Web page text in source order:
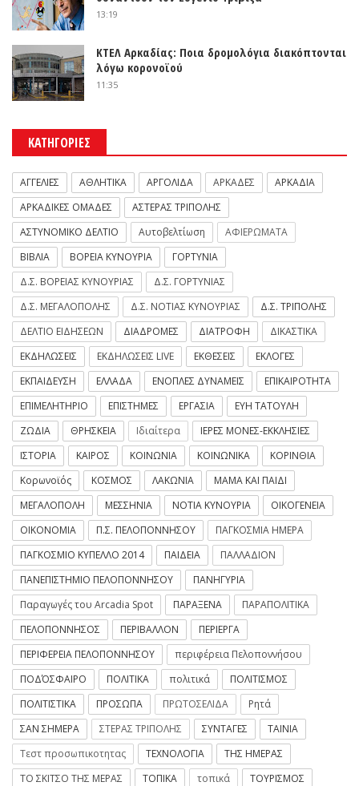
13:19
ΚΤΕΛ Αρκαδίας: Ποια δρομολόγια διακόπτονται
λόγω κορονοϊού
11:35
ΚΑΤΗΓΟΡΙΕΣ
ΑΓΓΕΛΙΕΣ ΑΘΛΗΤΙΚΑ ΑΡΓΟΛΙΔΑ ΑΡΚΑΔΕΣ
ΑΡΚΑΔΙΑ
ΑΡΚΑΔΙΚΕΣ ΟΜΑΔΕΣ
ΑΣΤΕΡΑΣ ΤΡΙΠΟΛΗΣ
ΑΣΤΥΝΟΜΙΚΟ ΔΕΛΤΙΟ
Αυτοβελτίωση
ΑΦΙΕΡΩΜΑΤΑ
ΒΙΒΛΙΑ
ΒΟΡΕΙΑ ΚΥΝΟΥΡΙΑ
ΓΟΡΤΥΝΙΑ
Δ.Σ. ΒΟΡΕΙΑΣ ΚΥΝΟΥΡΙΑΣ
Δ.Σ. ΓΟΡΤΥΝΙΑΣ
Δ.Σ. ΜΕΓΑΛΟΠΟΛΗΣ
Δ.Σ. ΝΟΤΙΑΣ ΚΥΝΟΥΡΙΑΣ
Δ.Σ. ΤΡΙΠΟΛΗΣ
ΔΕΛΤΙΟ ΕΙΔΗΣΕΩΝ
ΔΙΑΔΡΟΜΕΣ ΔΙΑΤΡΟΦΗ
ΔΙΚΑΣΤΙΚΑ
ΕΚΔΗΛΩΣΕΙΣ
ΕΚΔΗΛΩΣΕΙΣ LIVE ΕΚΘΕΣΕΙΣ
ΕΚΛΟΓΕΣ
ΕΚΠΑΙΔΕΥΣΗ
ΕΛΛΑΔΑ ΕΝΟΠΛΕΣ ΔΥΝΑΜΕΙΣ
ΕΠΙΚΑΙΡΟΤΗΤΑ
ΕΠΙΜΕΛΗΤΗΡΙΟ
ΕΠΙΣΤΗΜΕΣ ΕΡΓΑΣΙΑ
ΕΥΗ ΤΑΤΟΥΛΗ
ΖΩΔΙΑ
ΘΡΗΣΚΕΙΑ Ιδιαίτερα
ΙΕΡΕΣ ΜΟΝΕΣ-ΕΚΚΛΗΣΙΕΣ
ΙΣΤΟΡΙΑ
ΚΑΙΡΟΣ ΚΟΙΝΩΝΙΑ ΚΟΙΝΩΝΙΚΑ
ΚΟΡΙΝΘΙΑ
Κορωνοϊός
ΚΟΣΜΟΣ ΛΑΚΩΝΙΑ
ΜΑΜΑ ΚΑΙ ΠΑΙΔΙ
ΜΕΓΑΛΟΠΟΛΗ
ΜΕΣΣΗΝΙΑ ΝΟΤΙΑ ΚΥΝΟΥΡΙΑ
ΟΙΚΟΓΕΝΕΙΑ
ΟΙΚΟΝΟΜΙΑ
Π.Σ. ΠΕΛΟΠΟΝΝΗΣΟΥ
ΠΑΓΚΟΣΜΙΑ ΗΜΕΡΑ
ΠΑΓΚΟΣΜΙΟ ΚΥΠΕΛΛΟ 2014
ΠΑΙΔΕΙΑ
ΠΑΛΛΑΔΙΟΝ
ΠΑΝΕΠΙΣΤΗΜΙΟ ΠΕΛΟΠΟΝΝΗΣΟΥ
ΠΑΝΗΓΥΡΙΑ
Παραγωγές του Arcadia Spot
ΠΑΡΑΞΕΝΑ
ΠΑΡΑΠΟΛΙΤΙΚΑ
ΠΕΛΟΠΟΝΝΗΣΟΣ
ΠΕΡΙΒΑΛΛΟΝ
ΠΕΡΙΕΡΓΑ
ΠΕΡΙΦΕΡΕΙΑ ΠΕΛΟΠΟΝΝΗΣΟΥ
περιφέρεια Πελοποννήσου
ΠΟΔΌΣΦΑΙΡΟ
ΠΟΛΙΤΙΚΑ πολιτικά
ΠΟΛΙΤΙΣΜΟΣ
ΠΟΛΙΤΙΣΤΙΚΑ
ΠΡΟΣΩΠΑ ΠΡΩΤΟΣΕΛΙΔΑ
Ρητά
ΣΑΝ ΣΗΜΕΡΑ
ΣΤΕΡΑΣ ΤΡΙΠΟΛΗΣ ΣΥΝΤΑΓΕΣ
ΤΑΙΝΙΑ
Τεστ προσωπικοτητας
ΤΕΧΝΟΛΟΓΙΑ
ΤΗΣ ΗΜΕΡΑΣ
ΤΟ ΣΚΙΤΣΟ ΤΗΣ ΜΕΡΑΣ
ΤΟΠΙΚΑ τοπικά
ΤΟΥΡΙΣΜΟΣ